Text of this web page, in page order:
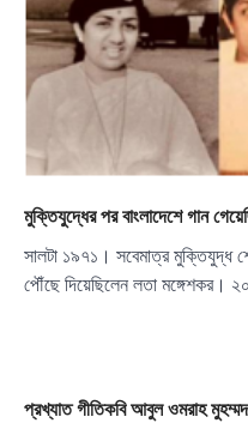
মুক্তিযুদ্ধের পর বাংলাদেশে গান
সালটা ১৯৭১। সবেমাত্র মুক্তিযুদ্ধ
পৌঁছে দিয়েছিলেন লতা মঙ্গেশকর।
প্রখ্যাত গীতিকবি আবুল ওমরাহ